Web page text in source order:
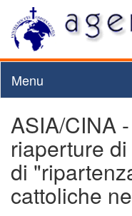
Menu
ASIA/CINA
riaperture
di
cattoliche